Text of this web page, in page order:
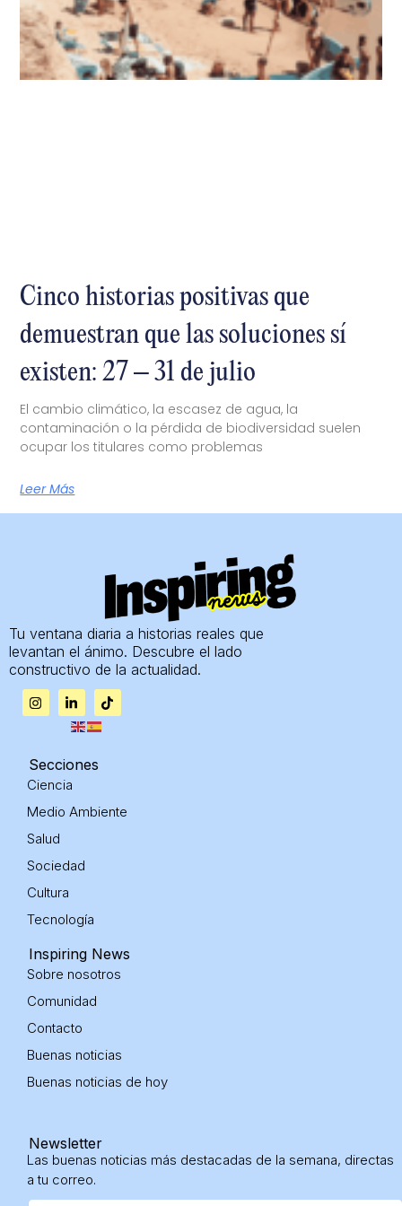
Cinco historias positivas que
demuestran que las soluciones sí
existen: 27 – 31 de julio
El cambio climático, la escasez de agua, la
contaminación o la pérdida de biodiversidad suelen
ocupar los titulares como problemas
Leer Más
Tu ventana diaria a historias reales que
levantan el ánimo. Descubre el lado
constructivo de la actualidad.
I
n
g
r
a
m
i
n
k
d
n
-
i
T
i
Secciones
Ciencia
Medio Ambiente
Salud
Sociedad
Cultura
Tecnología
Inspiring News
Sobre nosotros
Comunidad
Contacto
Buenas noticias
Buenas noticias de hoy
Newsletter
Las buenas noticias más destacadas de la semana, directas
a tu correo.